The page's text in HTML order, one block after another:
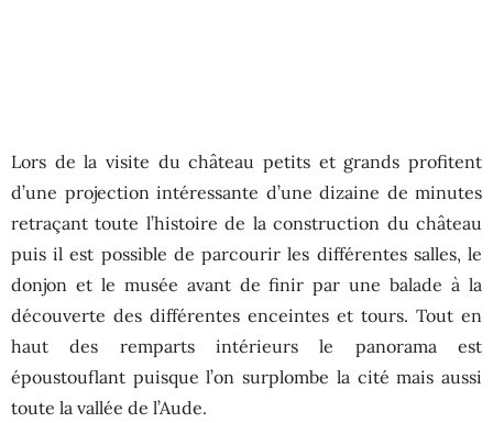
Lors de la visite du château petits et grands profitent
d’une projection intéressante d’une dizaine de minutes
retraçant toute l’histoire de la construction du château
puis il est possible de parcourir les différentes salles, le
donjon et le musée avant de finir par une balade à la
découverte des différentes enceintes et tours. Tout en
haut des remparts intérieurs le panorama est
époustouflant puisque l’on surplombe la cité mais aussi
toute la vallée de l’Aude.